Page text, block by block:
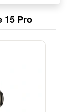
15 Pro